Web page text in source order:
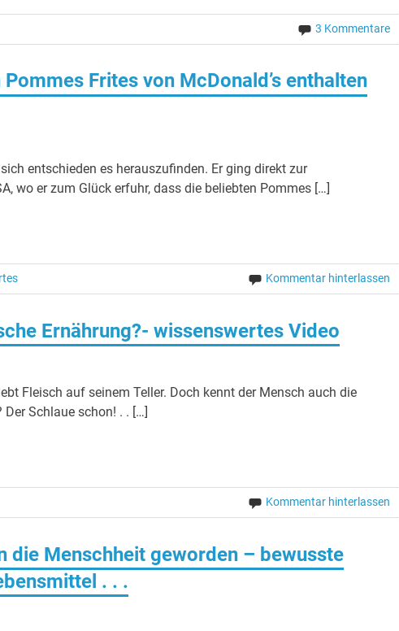
3 Kommentare
Frites von McDonald’s enthalten
entschieden es herauszufinden. Er ging direkt zur
wo er zum Glück erfuhr, dass die beliebten Pommes […]
Kommentar hinterlassen
Ernährung?- wissenswertes Video
Fleisch auf seinem Teller. Doch kennt der Mensch auch die
Schlaue schon! . . […]
Kommentar hinterlassen
die Menschheit geworden – bewusste
. . .